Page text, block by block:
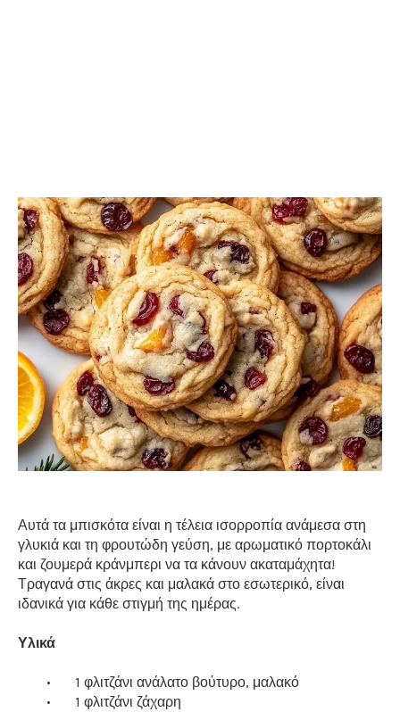
Αυτά τα μπισκότα είναι η τέλεια ισορροπία ανάμεσα στη
γλυκιά και τη φρουτώδη γεύση, με αρωματικό πορτοκάλι
και ζουμερά κράνμπερι να τα κάνουν ακαταμάχητα!
Τραγανά στις άκρες και μαλακά στο εσωτερικό, είναι
ιδανικά για κάθε στιγμή της ημέρας.
Υλικά
•
1 φλιτζάνι ανάλατο βούτυρο, μαλακό
•
1 φλιτζάνι ζάχαρη